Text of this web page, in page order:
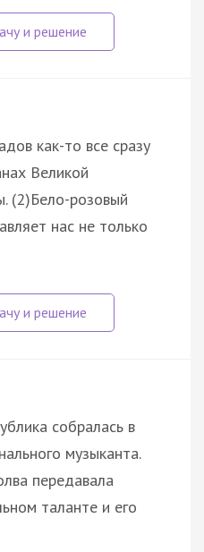
как-то все сразу
Великой
(2)Бело-розовый
нас не только
собралась в
музыканта.
передавала
таланте и его